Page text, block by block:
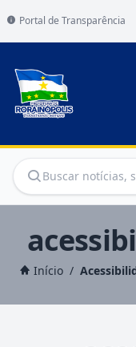
Portal de Transparência
Início /